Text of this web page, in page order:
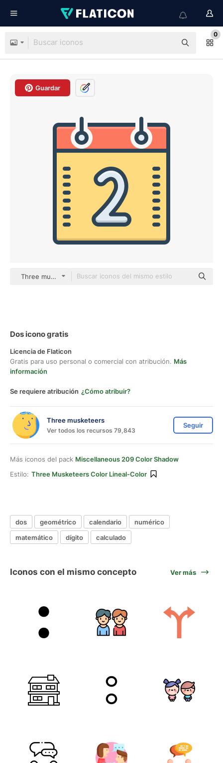
0
Guardar
Three musketeers color lineal-color
Dos icono gratis
Licencia de Flaticon
Gratis para uso personal o comercial con atribución. Más
información
Se requiere atribución ¿Cómo atribuir?
Three musketeers
Ver todos los recursos 79,843
Seguir
Más iconos del pack Miscellaneous 209 Color Shadow
Estilo: Three Musketeers Color Lineal-Color
dos geométrico calendario
numérico
matemático
dígito calculado
Iconos con el mismo concepto Ver más